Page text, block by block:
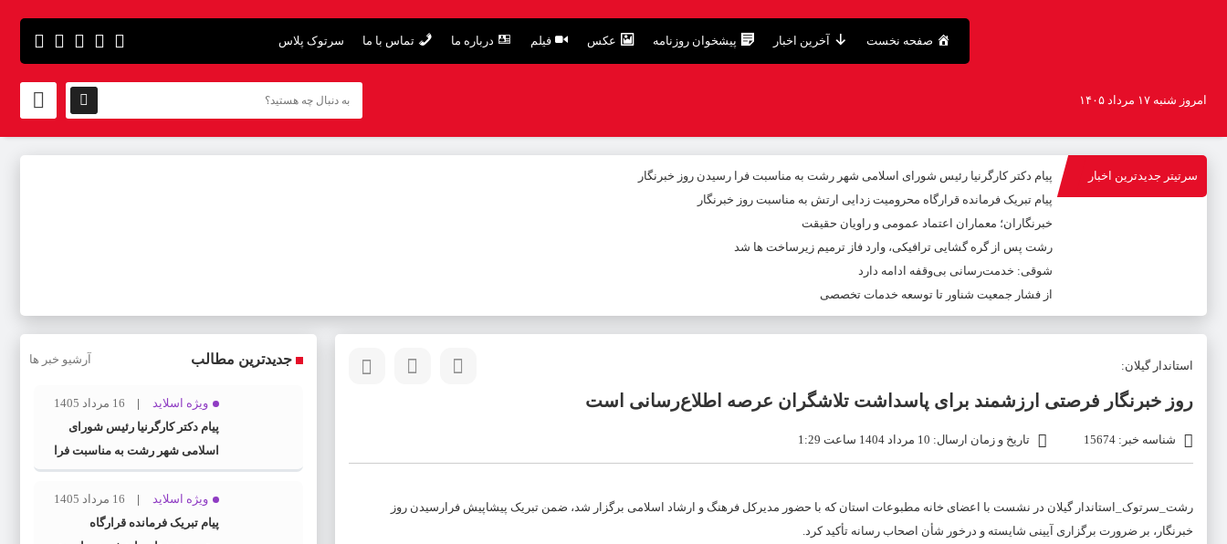
صفحه نخست آخرین اخبار پیشخوان روزنامه عکس فیلم درباره ما تماس با ما سرتوک پلاس
امروز شنبه ۱۷ مرداد ۱۴۰۵
سرتیتر جدیدترین اخبار
پیام دکتر کارگرنیا رئیس شورای اسلامی شهر رشت به مناسبت فرا رسیدن روز خبرنگار
پیام تبریک فرمانده قرارگاه محرومیت‌ زدایی ارتش به مناسبت روز خبرنگار
خبرنگاران؛ معماران اعتماد عمومی و راویان حقیقت
رشت پس از گره گشایی ترافیکی، وارد فاز ترمیم زیرساخت ها شد
شوقی: خدمت‌رسانی بی‌وقفه ادامه دارد
از فشار جمعیت شناور تا توسعه خدمات تخصصی
استاندار گیلان:
روز خبرنگار فرصتی ارزشمند برای پاسداشت تلاشگران عرصه اطلاع‌رسانی است
شناسه خبر: 15674 تاریخ و زمان ارسال: 10 مرداد 1404 ساعت 1:29
رشت_سرتوک_استاندار گیلان در نشست با اعضای خانه مطبوعات استان که با حضور مدیرکل فرهنگ و ارشاد اسلامی برگزار شد، ضمن تبریک پیشاپیش فرارسیدن روز
خبرنگار، بر ضرورت برگزاری آیینی شایسته و درخور شأن اصحاب رسانه تأکید کرد.
جدیدترین مطالب آرشیو خبر ها
ویژه اسلاید
16 مرداد 1405
پیام دکتر کارگرنیا رئیس شورای
اسلامی شهر رشت به مناسبت فرا
رسیدن روز خبرنگار
ویژه اسلاید
16 مرداد 1405
پیام تبریک فرمانده قرارگاه